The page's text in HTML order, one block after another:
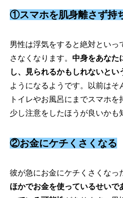
①スマホを肌身離さず持
男性は浮気をすると絶対といっ
さなくなります。 中身をあなた
し、見られるかもしれないとい
ようになるようです。以前はそ
トイレやお風呂にまでスマホを
少し注意をしたほうが良いかも
②お金にケチくさくなる
彼が急にお金にケチくさくなっ
ほかでお金を使っているせいで